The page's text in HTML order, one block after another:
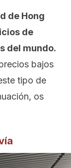
de Hong
de
del mundo.
bajos
tipo de
os